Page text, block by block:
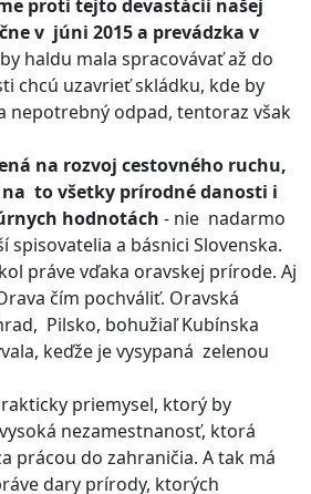
proti tejto devastácii našej
v júni 2015 a prevádzka v
haldu mala spracovávať až do
chcú uzavrieť skládku, kde by
nepotrebný odpad, tentoraz však
na rozvoj cestovného ruchu,
to všetky prírodné danosti i
hodnotách - nie nadarmo
spisovatelia a básnici Slovenska.
práve vďaka oravskej prírode. Aj
čím pochváliť. Oravská
Pilsko, bohužiaľ Kubínska
keďže je vysypaná zelenou
priemysel, ktorý by
nezamestnanosť, ktorá
prácou do zahraničia. A tak má
dary prírody, ktorých